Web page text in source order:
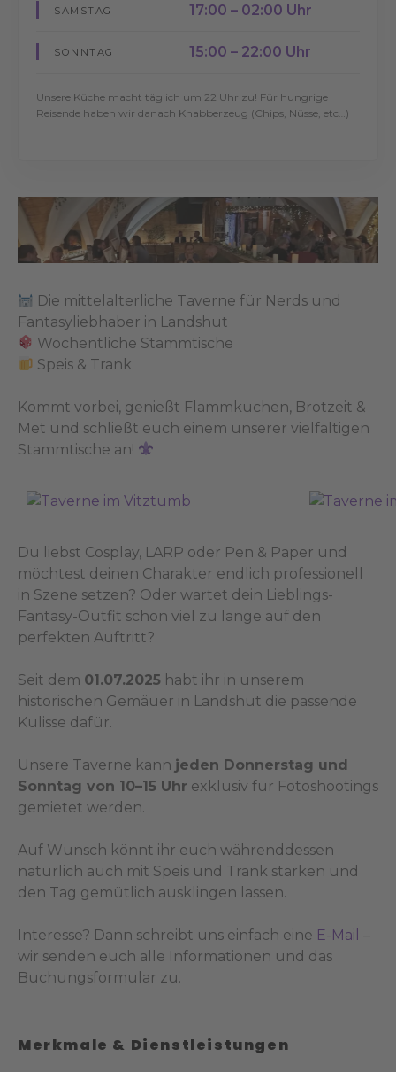
SAMSTAG 17:00 – 02:00 Uhr
SONNTAG 15:00 – 22:00 Uhr
Unsere Küche macht täglich um 22 Uhr zu! Für hungrige
Reisende haben wir danach Knabberzeug (Chips, Nüsse, etc…)
Die mittelalterliche Taverne für Nerds und
Fantasyliebhaber in Landshut
Wöchentliche Stammtische
Speis & Trank
Kommt vorbei, genießt Flammkuchen, Brotzeit &
Met und schließt euch einem unserer vielfältigen
Stammtische an!
Du liebst Cosplay, LARP oder Pen & Paper und
möchtest deinen Charakter endlich professionell
in Szene setzen? Oder wartet dein Lieblings-
Fantasy-Outfit schon viel zu lange auf den
perfekten Auftritt?
Seit dem 01.07.2025 habt ihr in unserem
historischen Gemäuer in Landshut die passende
Kulisse dafür.
Unsere Taverne kann jeden Donnerstag und
Sonntag von 10–15 Uhr exklusiv für Fotoshootings
gemietet werden.
Auf Wunsch könnt ihr euch währenddessen
natürlich auch mit Speis und Trank stärken und
den Tag gemütlich ausklingen lassen.
Interesse? Dann schreibt uns einfach eine E-Mail –
wir senden euch alle Informationen und das
Buchungsformular zu.
Merkmale & Dienstleistungen